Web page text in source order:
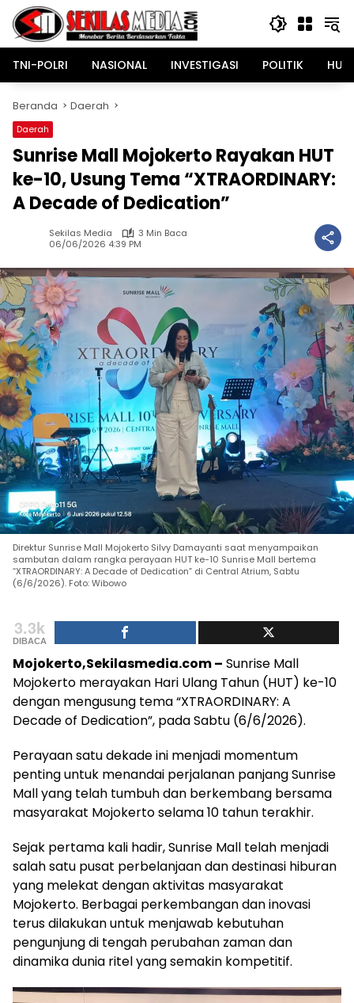
Langsung
konten
TNI-POLRI
NASIONAL INVESTIGASI POLITIK
Beranda Daerah
Daerah
Sunrise Mall Mojokerto Rayakan HUT
ke-10, Usung Tema “XTRAORDINARY:
A Decade of Dedication”
Sekilas Media
3 Min Baca
06/06/2026 4:39 PM
Direktur Sunrise Mall Mojokerto Silvy Damayanti saat menyampaikan
sambutan dalam rangka perayaan HUT ke-10 Sunrise Mall bertema
“XTRAORDINARY: A Decade of Dedication” di Central Atrium, Sabtu
(6/6/2026). Foto: Wibowo
3.3k
DIBACA
Mojokerto,Sekilasmedia.com – Sunrise Mall
Mojokerto merayakan Hari Ulang Tahun (HUT) ke-10
dengan mengusung tema “XTRAORDINARY: A
Decade of Dedication”, pada Sabtu (6/6/2026).
Perayaan satu dekade ini menjadi momentum
penting untuk menandai perjalanan panjang Sunrise
Mall yang telah tumbuh dan berkembang bersama
masyarakat Mojokerto selama 10 tahun terakhir.
Sejak pertama kali hadir, Sunrise Mall telah menjadi
salah satu pusat perbelanjaan dan destinasi hiburan
yang melekat dengan aktivitas masyarakat
Mojokerto. Berbagai perkembangan dan inovasi
terus dilakukan untuk menjawab kebutuhan
pengunjung di tengah perubahan zaman dan
dinamika dunia ritel yang semakin kompetitif.